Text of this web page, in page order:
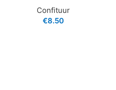
Confituur
€8.50